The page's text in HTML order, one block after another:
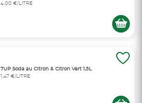
4,00 €/LITRE
7UP Soda au Citron & Citron Vert 1,5L
1,47 €/LITRE